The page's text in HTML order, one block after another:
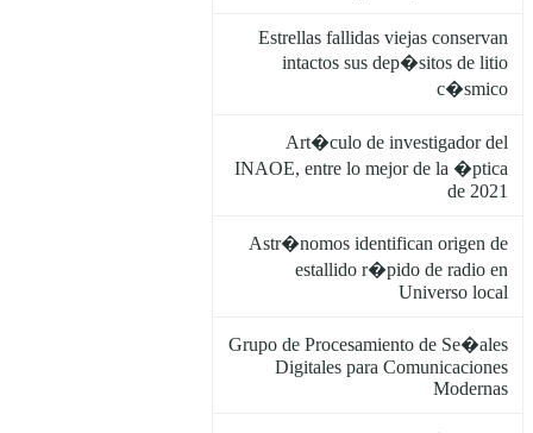
Estrellas fallidas viejas conservan
intactos sus dep�sitos de litio
c�smico
Art�culo de investigador del
INAOE, entre lo mejor de la �ptica
de 2021
Astr�nomos identifican origen de
estallido r�pido de radio en
Universo local
Grupo de Procesamiento de Se�ales
Digitales para Comunicaciones
Modernas